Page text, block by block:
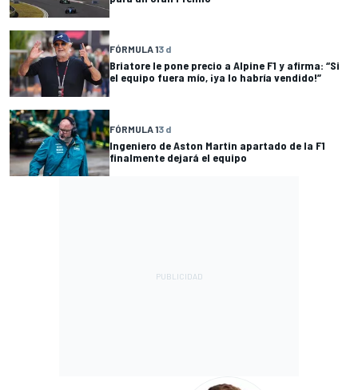
FÓRMULA 13 d
Briatore le pone precio a Alpine F1 y afirma: “Si
el equipo fuera mío, ¡ya lo habría vendido!”
FÓRMULA 13 d
Ingeniero de Aston Martin apartado de la F1
finalmente dejará el equipo